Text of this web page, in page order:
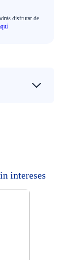
disfrutar de
intereses